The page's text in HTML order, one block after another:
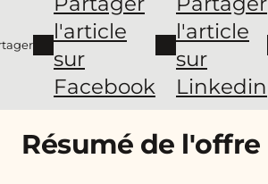
l'article
sur
Facebook
l'article
sur
Linkedin
Résumé de l'offre